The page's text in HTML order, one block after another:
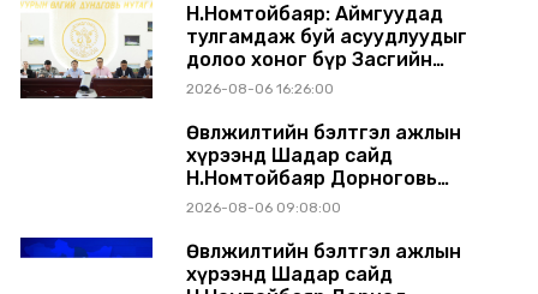
Н.Номтойбаяр: Аймгуудад
тулгамдаж буй асуудлуудыг
долоо хоног бүр Засгийн
газрын хуралдаанд
2026-08-06 16:26:00
Өвөлжилтийн бэлтгэл ажлын
хүрээнд Шадар сайд
Н.Номтойбаяр Дорноговь
аймагт ажиллав
2026-08-06 09:08:00
Өвөлжилтийн бэлтгэл ажлын
хүрээнд Шадар сайд